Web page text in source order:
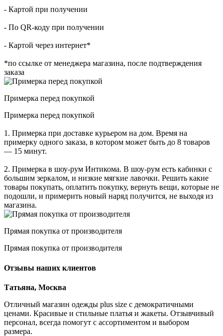
- Картой при получении
- По QR-коду при получении
- Картой через интернет*
*по ссылке от менеджера магазина, после подтверждения
заказа
Примерка перед покупкой
Примерка перед покупкой
1. Примерка при доставке курьером на дом. Время на
примерку одного заказа, в котором может быть до 8 товаров
— 15 минут.
2. Примерка в шоу-рум Интикома. В шоу-рум есть кабинки с
большим зеркалом, и низкие мягкие лавочки. Решить какие
товары покупать, оплатить покупку, вернуть вещи, которые не
подошли, и примерить новый наряд получится, не выходя из
магазина.
Прямая покупка от производителя
Прямая покупка от производителя
Отзывы наших клиентов
Татьяна, Москва
Отличный магазин одежды plus size с демократичными
ценами. Красивые и стильные платья и жакеты. Отзывчивый
персонал, всегда помогут с ассортиментом и выбором
размера.